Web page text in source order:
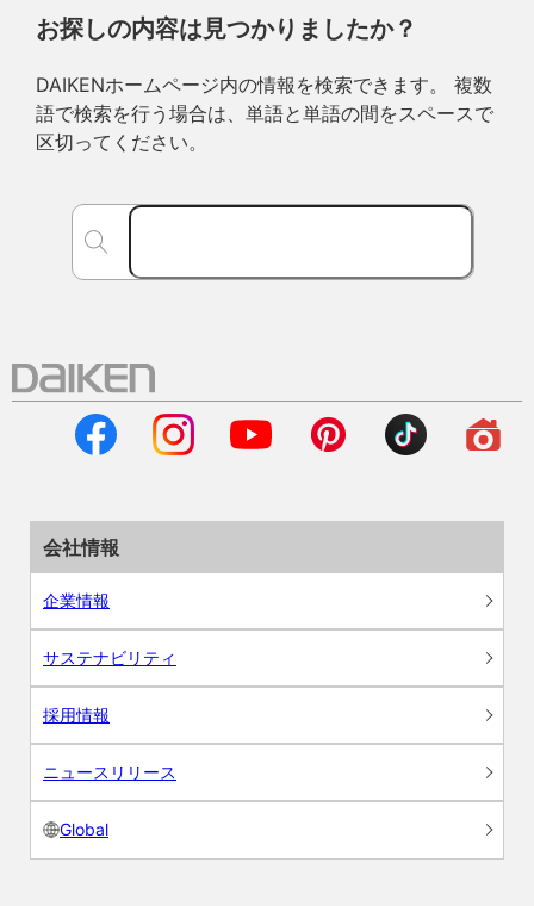
お探しの内容は見つかりましたか？
DAIKENホームページ内の情報を検索できます。 複数
語で検索を行う場合は、単語と単語の間をスペースで
区切ってください。
会社情報
企業情報
サステナビリティ
採用情報
ニュースリリース
Global